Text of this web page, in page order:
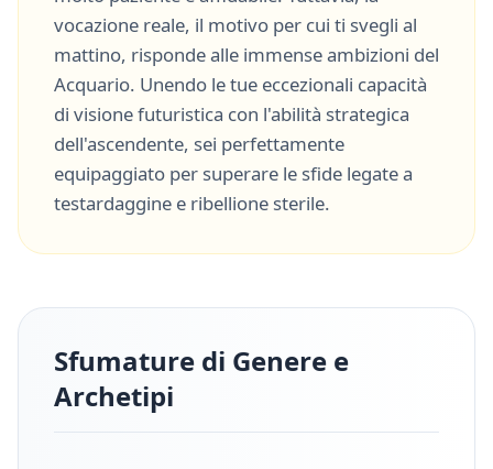
vocazione reale, il motivo per cui ti svegli al
mattino, risponde alle immense ambizioni del
Acquario. Unendo le tue eccezionali capacità
di visione futuristica con l'abilità strategica
dell'ascendente, sei perfettamente
equipaggiato per superare le sfide legate a
testardaggine e ribellione sterile.
Sfumature di Genere e
Archetipi